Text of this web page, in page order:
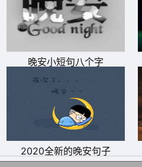
细品味;把一天的坏遭遇统统抛
彩的自己!晚安，愿你今夜好梦
7、亲爱的不要让我等他久我
进如梦乡来找我我爱你嘿嘿
8、晴朗的天，你的脸，有我
那么微妙，快乐多了一秒，不
样来到，亲爱的，么么，晚安。
9、在繁忙的工作中请您接受
晚安小短句八个字
2020全新的晚安句子